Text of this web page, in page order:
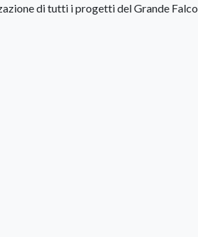
di tutti i progetti del Grande Falco.